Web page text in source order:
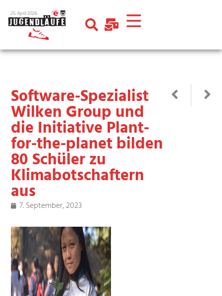
25. April 2026
Software-Spezialist
Wilken Group und
die Initiative Plant-
for-the-planet bilden
80 Schüler zu
Klimabotschaftern
aus
7. September, 2023